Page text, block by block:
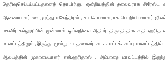
தெரிவுசெய்யப்பட்டதனைத் தொடர்ந்து, ஒன்றியத்தின் தலைவராக சிரேஸ்ட
ஆணையாளர் வைரமுத்து மகேந்திரன் , உப செயலாளராக பொறியியலாளர்
மகளிர் கல்லூரியின் முன்னாள் ஓய்வுநிலை அதிபர் திருமதி.திலகவதி
மாவட்டத்திலும் ,இருந்து மூன்று உப தலைவர்களாக மட்டக்களப்பு
ஆலயத்தின் முகாமையாளர் என்.ஹரிதாஸ் , அம்பாறை மாவட்டத்தில்